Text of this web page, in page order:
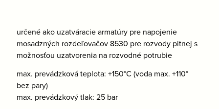
určené ako uzatváracie armatúry pre napojenie
mosadzných rozdeľovačov 8530 pre rozvody pitnej s
možnosťou uzatvorenia na rozvodné potrubie
max. prevádzková teplota: +150°C (voda max. +110°
bez pary)
max. prevádzkový tlak: 25 bar